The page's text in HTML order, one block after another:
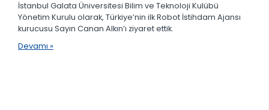
İstanbul Galata Üniversitesi Bilim ve Teknoloji Kulübü
Yönetim Kurulu olarak, Türkiye’nin ilk Robot İstihdam Ajansı
kurucusu Sayın Canan Alkın’ı ziyaret ettik.
Devamı »